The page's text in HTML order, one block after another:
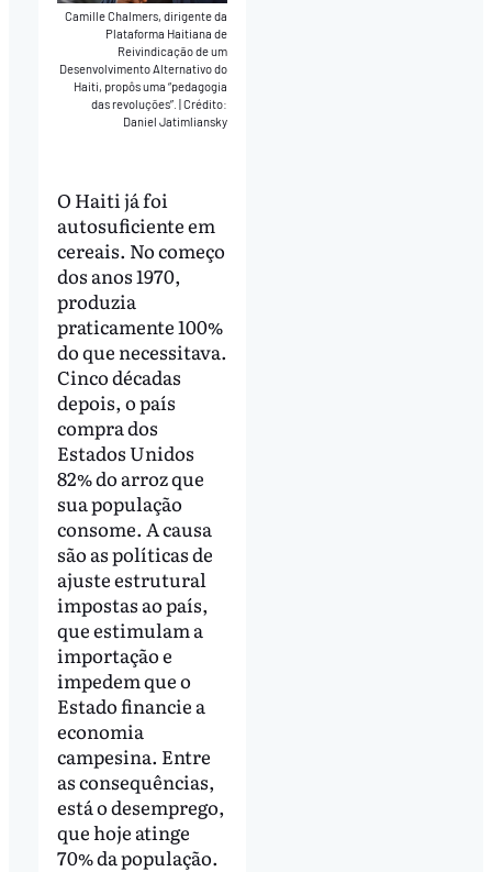
Camille Chalmers, dirigente da
Plataforma Haitiana de
Reivindicação de um
Desenvolvimento Alternativo do
Haiti, propôs uma “pedagogia
das revoluções”.
Crédito:
Daniel Jatimliansky
O Haiti já foi
autosuficiente em
cereais. No começo
dos anos 1970,
produzia
praticamente 100%
do que necessitava.
Cinco décadas
depois, o país
compra dos
Estados Unidos
82% do arroz que
sua população
consome. A causa
são as políticas de
ajuste estrutural
impostas ao país,
que estimulam a
importação e
impedem que o
Estado financie a
economia
campesina. Entre
as consequências,
está o desemprego,
que hoje atinge
70% da população.